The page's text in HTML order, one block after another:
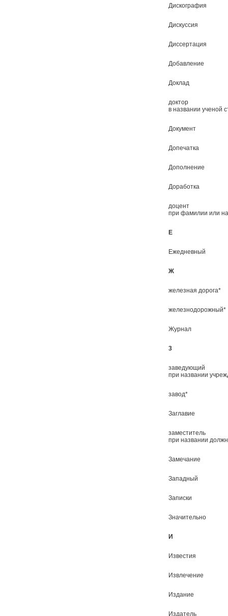
Дискография
Дискуссия
Диссертация
Добавление
Доклад
доктор
в названии ученой
Документ
Допечатка
Дополнение
Доработка
доцент
при фамилии или
Е
Ежедневный
Ж
железная дорога*
железнодорожный*
Журнал
3
заведующий
при названии
завод*
Заглавие
заместитель
при названии
Замечание
Западный
Записки
Значительно
И
Известия
Извлечение
Издание
Издатель